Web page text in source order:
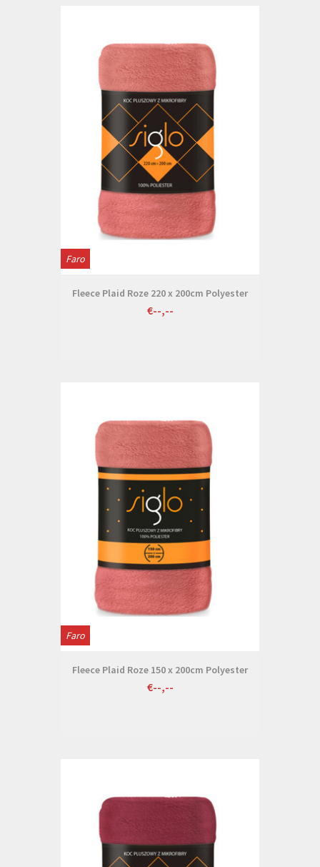
Faro
Fleece Plaid Roze 220 x 200cm Polyester
€--,--
Faro
Fleece Plaid Roze 150 x 200cm Polyester
€--,--